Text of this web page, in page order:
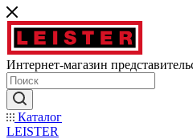
Интернет-магазин
Каталог
LEISTER